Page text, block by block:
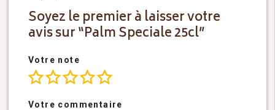
Soyez le premier à laisser votre
avis sur “Palm Speciale 25cl”
Votre note
Votre commentaire